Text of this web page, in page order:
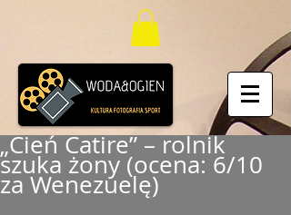
„Cień Catire” – rolnik
szuka żony (ocena: 6/10
za Wenezuelę)